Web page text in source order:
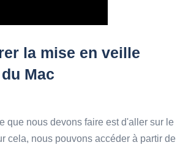
la mise en veille
Mac
que nous devons faire est d'aller sur le
cela, nous pouvons accéder à partir de